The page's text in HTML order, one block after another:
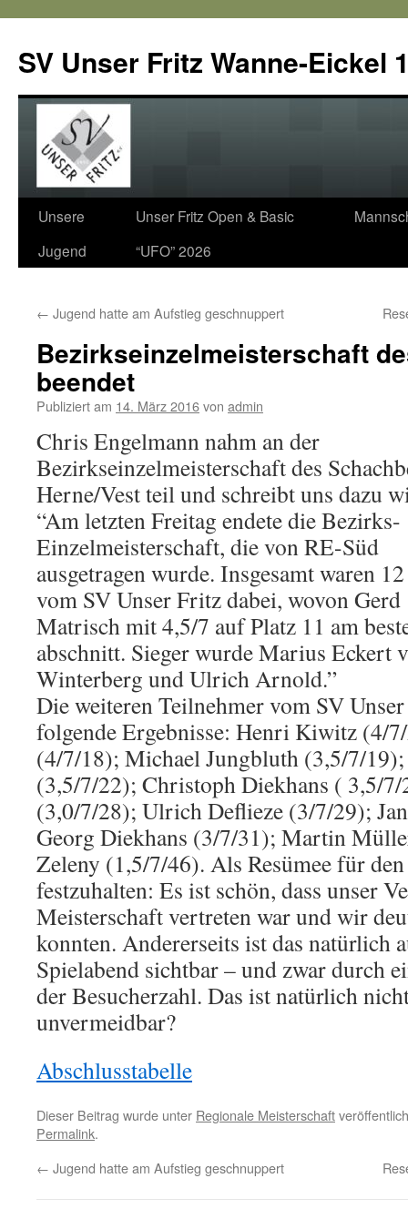
SV Unser Fritz Wanne-Eickel
Zum
Inhalt
Unsere
Jugend
Unser Fritz Open & Basic
“UFO” 2026
← Jugend hatte am Aufstieg geschnuppert
Bezirkseinzelmeisterschaft
beendet
Publiziert am 14. März 2016von admin
Chris Engelmann nahm an der
Bezirkseinzelmeisterschaft des
Herne/Vest teil und schreibt uns dazu
“Am letzten Freitag endete die Bezirks-
Einzelmeisterschaft, die von RE-Süd
ausgetragen wurde. Insgesamt waren
vom SV Unser Fritz dabei, wovon Gerd
Matrisch mit 4,5/7 auf Platz 11 am
abschnitt. Sieger wurde Marius Eckert
Winterberg und Ulrich Arnold.”
Die weiteren Teilnehmer vom SV
folgende Ergebnisse: Henri Kiwitz (4/
(4/7/18); Michael Jungbluth (3,5/7/
(3,5/7/22); Christoph Diekhans ( 3,5/
(3,0/7/28); Ulrich Deflieze (3/7/29);
Georg Diekhans (3/7/31); Martin
Zeleny (1,5/7/46). Als Resümee für
festzuhalten: Es ist schön, dass unser
Meisterschaft vertreten war und wir
konnten. Andererseits ist das natürlich
Spielabend sichtbar – und zwar durch
der Besucherzahl. Das ist natürlich
unvermeidbar?
Abschlusstabelle
Dieser Beitrag wurde unter Regionale Meisterschaft
Permalink.
← Jugend hatte am Aufstieg geschnuppert